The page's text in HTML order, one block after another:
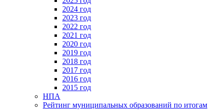
2024 год
2023 год
2022 год
2021 год
2020 год
2019 год
2018 год
2017 год
2016 год
2015 год
НПА
Рейтинг муниципальных образований по итогам